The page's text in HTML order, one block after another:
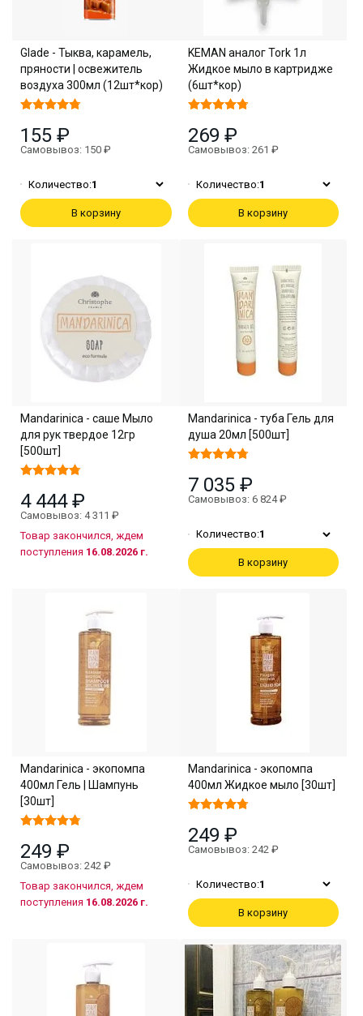
Glade - Тыква, карамель,
пряности | освежитель
воздуха 300мл (12шт*кор)
155 ₽
Самовывоз: 150 ₽
Количество:1
В корзину
KEMAN аналог Tork 1л
Жидкое мыло в картридже
(6шт*кор)
269 ₽
Самовывоз: 261 ₽
Количество:1
В корзину
Mandarinica - саше Мыло
для рук твердое 12гр
[500шт]
4 444 ₽
Самовывоз: 4 311 ₽
Товар закончился, ждем
поступления 16.08.2026 г.
Mandarinica - туба Гель для
душа 20мл [500шт]
7 035 ₽
Самовывоз: 6 824 ₽
Количество:1
В корзину
Mandarinica - экопомпа
400мл Гель | Шампунь
[30шт]
249 ₽
Самовывоз: 242 ₽
Товар закончился, ждем
поступления 16.08.2026 г.
Mandarinica - экопомпа
400мл Жидкое мыло [30шт]
249 ₽
Самовывоз: 242 ₽
Количество:1
В корзину